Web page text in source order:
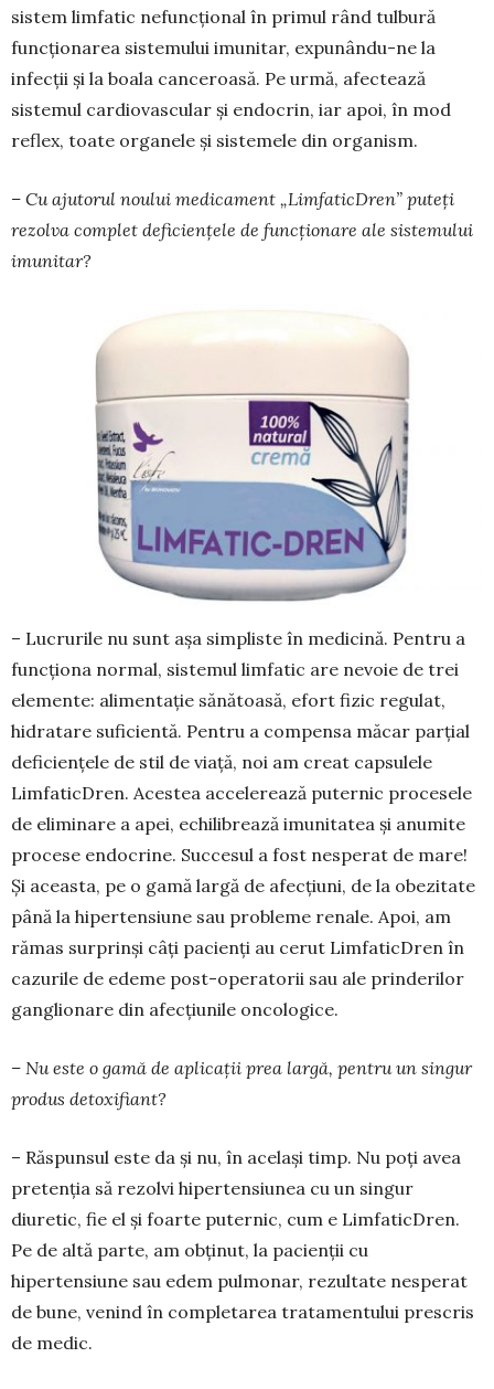
sistem limfatic nefuncțional în primul rând tulbură
funcționarea sistemului imu­nitar, expunându-ne la
infecții și la boala can­ce­roasă. Pe urmă, afectează
sistemul cardiovascular și endocrin, iar apoi, în mod
reflex, toate organele și sistemele din organism.
– Cu ajutorul noului medicament „Limfa­ticDren” puteți
rezolva complet deficiențele de funcționare ale sistemului
imunitar?
– Lucrurile nu sunt așa simpliste în medicină. Pentru a
funcționa normal, sistemul limfatic are nevoie de trei
elemente: alimentație sănătoasă, efort fizic regulat,
hidratare suficientă. Pentru a compensa măcar parțial
deficiențele de stil de viață, noi am creat capsulele
LimfaticDren. Acestea accelerează puternic procesele
de eliminare a apei, echilibrează imunitatea și anumite
procese endo­crine. Succesul a fost nesperat de mare!
Și aceasta, pe o gamă largă de afecțiuni, de la obezitate
până la hipertensiune sau probleme renale. Apoi, am
rămas surprinși câți pacienți au cerut LimfaticDren în
cazurile de edeme post-operatorii sau ale prin­derilor
ganglionare din afecțiunile oncologice.
– Nu este o gamă de aplicații prea largă, pen­tru un singur
produs detoxifiant?
– Răspunsul este da și nu, în același timp. Nu poți avea
pretenția să rezolvi hipertensiunea cu un singur
diuretic, fie el și foarte puternic, cum e LimfaticDren.
Pe de altă parte, am obținut, la pa­cienții cu
hipertensiune sau edem pulmonar, rezul­tate nesperat
de bune, venind în completarea trata­mentului prescris
de medic.